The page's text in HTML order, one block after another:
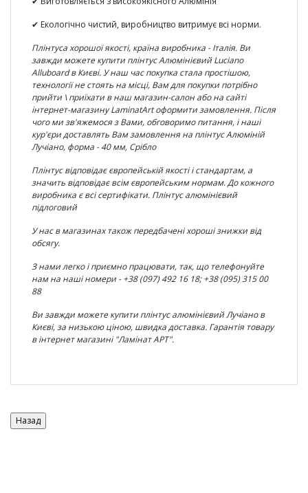
✔ Екологічно чистий, виробництво витримує всі норми.
Плінтуса хорошої якості, країна виробника - Італія. Ви
завжди можетекупити плінтус Алюмінієвий Luciano
Alluboardв Києві. У наш час покупка стала простішою,
технології не стоять на місці, Вам для покупки потрібно
прийти \ приїхати в наш магазин-салон або на сайті
інтернет-магазину LaminatArt оформити замовлення. Після
чого ми зв'яжемося з Вами, обговоримо питання, і наші
кур'єри доставлять Вам замовлення на плінтус Алюміній
Лучіано, форма - 40 мм, Срібло
Плінтус відповідає європейській якості і стандартам, а
значить відповідає всім європейським нормам. До кожного
виробника є всі сертифікати. Плінтус алюмінієвий
підлоговий
У нас в магазинах також передбачені хороші знижки від
обсягу.
З нами легко і приємно працювати, так, що телефонуйте
нам на наші номери - +38 (097) 492 16 18; +38 (095) 315 00
88
Ви завжди можете купити плінтус алюмінієвий Лучіано в
Києві, за низькою ціною, швидка доставка. Гарантія товару
в інтернет магазині "Ламінат АРТ".